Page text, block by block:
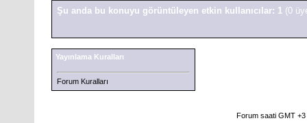
Şu anda bu konuyu görüntüleyen etkin kullanıcılar: 1 (0
Yayınlama Kuralları
Forum Kuralları
Forum saati GMT